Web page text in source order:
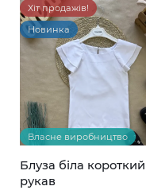
Хіт продажів!
Новинка
Власне виробництво
Блуза біла короткий
рукав